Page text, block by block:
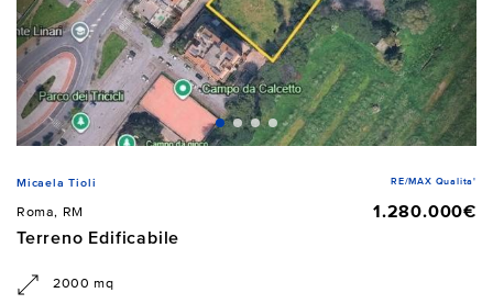
Micaela Tioli RE/MAX Qualita'
Roma, RM
1.280.000€
Terreno Edificabile
2000 mq